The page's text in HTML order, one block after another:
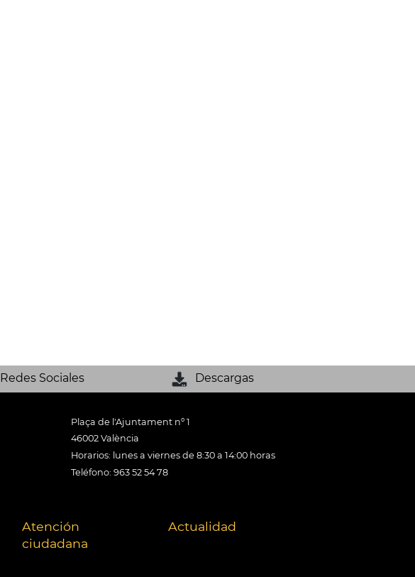
Redes Sociales Descargas
Plaça de l'Ajuntament nº 1
46002 València
Horarios: lunes a viernes de 8:30 a 14:00 horas
Teléfono: 963 52 54 78
Atención
ciudadana
Actualidad